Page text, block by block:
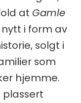
at Gamle
i form av
solgt i
som
hjemme.